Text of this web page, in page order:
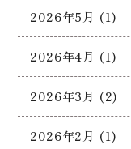
2026年5月 (1)
2026年4月 (1)
2026年3月 (2)
2026年2月 (1)